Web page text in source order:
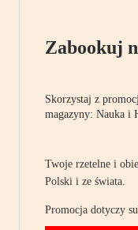
Zabookuj
Skorzystaj z
magazyny: Nauka i
Twoje rzetelne i
Polski i ze świata.
Promocja dotyczy